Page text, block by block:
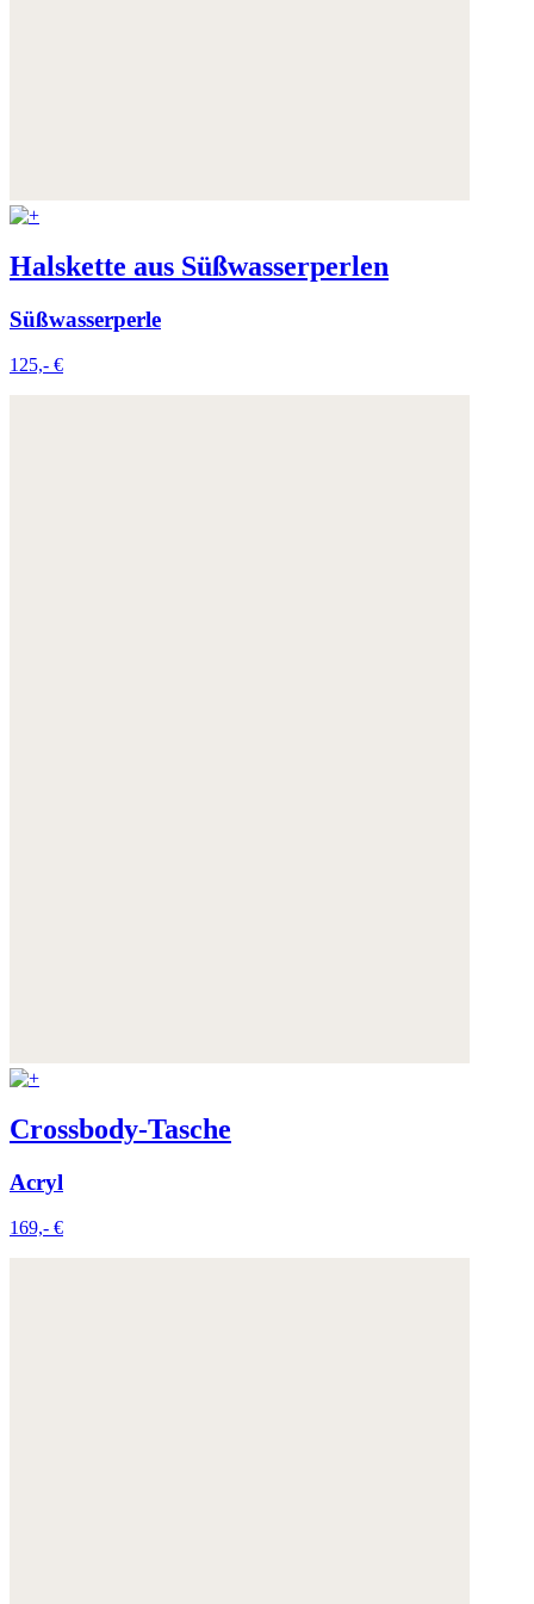
Halskette aus Süßwasserperlen
Süßwasserperle
125,- €
Crossbody-Tasche
Acryl
169,- €